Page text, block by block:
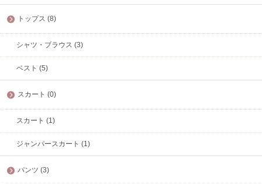
トップス (8)
シャツ・ブラウス (3)
ベスト (5)
スカート (0)
スカート (1)
ジャンパースカート (1)
パンツ (3)